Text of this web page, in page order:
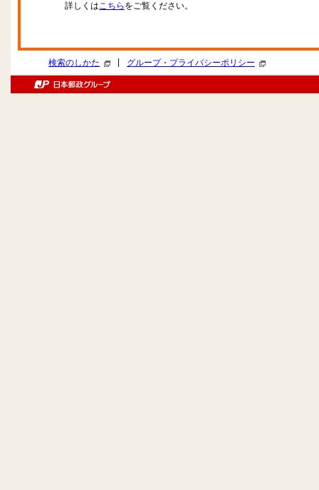
詳しくはこちら をご覧ください。
検索のしかた グループ・プライバシーポリシー